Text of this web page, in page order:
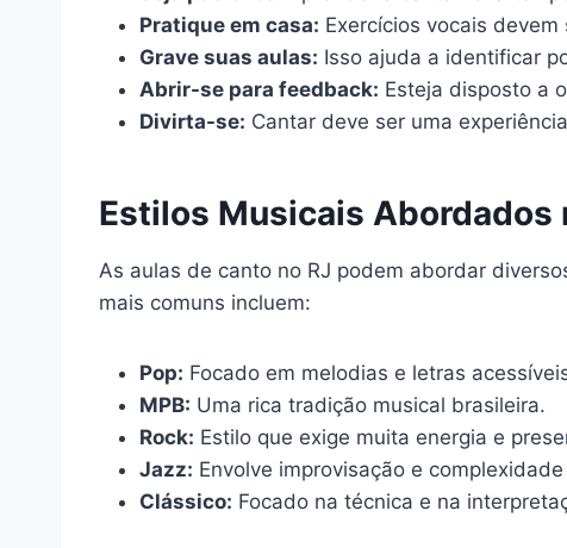
Pratique em casa: Exercícios vocais
Grave suas aulas: Isso ajuda a identificar
Abrir-se para feedback: Esteja disposto a
Divirta-se: Cantar deve ser uma
Estilos Musicais Abordados
As aulas de canto no RJ podem abordar
mais comuns incluem:
Pop: Focado em melodias e letras
MPB: Uma rica tradição musical brasileira.
Rock: Estilo que exige muita energia e
Jazz: Envolve improvisação e
Clássico: Focado na técnica e na